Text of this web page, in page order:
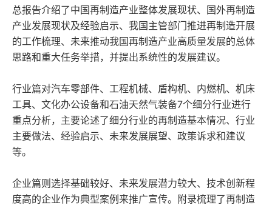
总报告介绍了中国再制造产业整体发展现状、国外再制造
产业发展现状及经验启示、我国主管部门推进再制造开展
的工作梳理、未来推动我国再制造产业高质量发展的总体
思路和重大任务举措，并提出系统性的发展建议。
行业篇对汽车零部件、工程机械、盾构机、内燃机、机床
工具、文化办公设备和石油天然气装备7个细分行业进行
重点分析，主要论述了细分行业的再制造基本情况、行业
主要做法、经验启示、未来发展展望、政策诉求和建议
等。
企业篇则选择基础较好、未来发展潜力较大、技术创新程
度高的企业作为典型案例来推广宣传。附录梳理了再制造